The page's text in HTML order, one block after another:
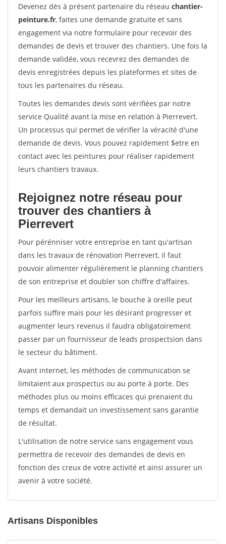
Devenez dès à présent partenaire du réseau chantier-
peinture.fr, faites une demande gratuite et sans
engagement via notre formulaire pour recevoir des
demandes de devis et trouver des chantiers. Une fois la
demande validée, vous recevrez des demandes de
devis enregistrées depuis les plateformes et sites de
tous les partenaires du réseau.
Toutes les demandes devis sont vérifiées par notre
service Qualité avant la mise en relation à Pierrevert.
Un processus qui permet de vérifier la véracité d'une
demande de devis. Vous pouvez rapidement $etre en
contact avec les peintures pour réaliser rapidement
leurs chantiers travaux.
Rejoignez notre réseau pour
trouver des chantiers à
Pierrevert
Pour pérénniser votre entreprise en tant qu'artisan
dans les travaux de rénovation Pierrevert, il faut
pouvoir alimenter régulièrement le planning chantiers
de son entreprise et doubler son chiffre d'affaires.
Pour les meilleurs artisans, le bouche à oreille peut
parfois suffire mais pour les désirant progresser et
augmenter leurs revenus il faudra obligatoirement
passer par un fournisseur de leads prospectsion dans
le secteur du bâtiment.
Avant internet, les méthodes de communication se
limitaient aux prospectus ou au porte à porte. Des
méthodes plus ou moins efficaces qui prenaient du
temps et demandait un investissement sans garantie
de résultat.
L'utilisation de notre service sans engagement vous
permettra de recevoir des demandes de devis en
fonction des creux de votre activité et ainsi assurer un
avenir à votre société.
Artisans Disponibles